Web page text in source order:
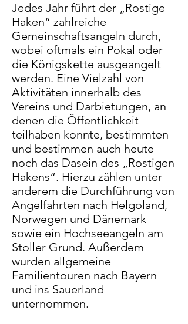
Jedes Jahr führt der „Rostige
Haken“ zahlreiche
Gemeinschaftsangeln durch,
wobei oftmals ein Pokal oder
die Königskette ausgeangelt
werden. Eine Vielzahl von
Aktivitäten innerhalb des
Vereins und Darbietungen, an
denen die Öffentlichkeit
teilhaben konnte, bestimmten
und bestimmen auch heute
noch das Dasein des „Rostigen
Hakens“. Hierzu zählen unter
anderem die Durchführung von
Angelfahrten nach Helgoland,
Norwegen und Dänemark
sowie ein Hochseeangeln am
Stoller Grund. Außerdem
wurden allgemeine
Familientouren nach Bayern
und ins Sauerland
unternommen.